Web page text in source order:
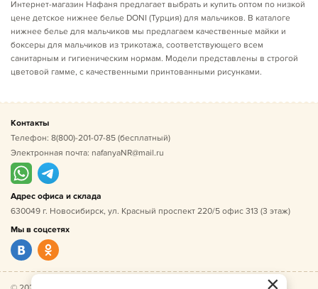
Интернет-магазин Нафаня предлагает выбрать и купить оптом по низкой
цене детское нижнее белье DONI (Турция) для мальчиков. В каталоге
нижнее белье для мальчиков мы предлагаем качественные майки и
боксеры для мальчиков из трикотажа, соответствующего всем
санитарным и гигиеническим нормам. Модели представлены в строгой
цветовой гамме, с качественными принтованными рисунками.
Контакты
Телефон: 8(800)-201-07-85 (бесплатный)
Электронная почта: nafanyaNR@mail.ru
Адрес офиса и склада
630049 г. Новосибирск, ул. Красный проспект 220/5 офис 313 (3 этаж)
Мы в соцсетях